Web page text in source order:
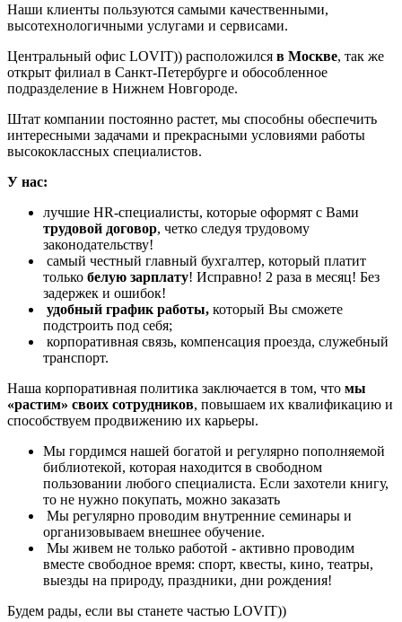
Наши клиенты пользуются самыми качественными,
высотехнологичными услугами и сервисами.
Центральный офис LOVIT)) расположился в Москве, так же
открыт филиал в Санкт-Петербурге и обособленное
подразделение в Нижнем Новгороде.
Штат компании постоянно растет, мы способны обеспечить
интересными задачами и прекрасными условиями работы
высококлассных специалистов.
У нас:
лучшие HR-специалисты, которые оформят с Вами
трудовой договор, четко следуя трудовому
законодательству!
самый честный главный бухгалтер, который платит
только белую зарплату! Исправно! 2 раза в месяц! Без
задержек и ошибок!
удобный график работы, который Вы сможете
подстроить под себя;
корпоративная связь, компенсация проезда, служебный
транспорт.
Наша корпоративная политика заключается в том, что мы
«растим» своих сотрудников, повышаем их квалификацию и
способствуем продвижению их карьеры.
Мы гордимся нашей богатой и регулярно пополняемой
библиотекой, которая находится в свободном
пользовании любого специалиста. Если захотели книгу,
то не нужно покупать, можно заказать
Мы регулярно проводим внутренние семинары и
организовываем внешнее обучение.
Мы живем не только работой - активно проводим
вместе свободное время: спорт, квесты, кино, театры,
выезды на природу, праздники, дни рождения!
Будем рады, если вы станете частью LOVIT))